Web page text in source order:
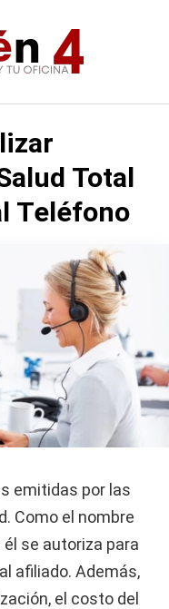
Total
Teléfono
emitidas por las
Como el nombre
se autoriza para
afiliado. Además,
el costo del